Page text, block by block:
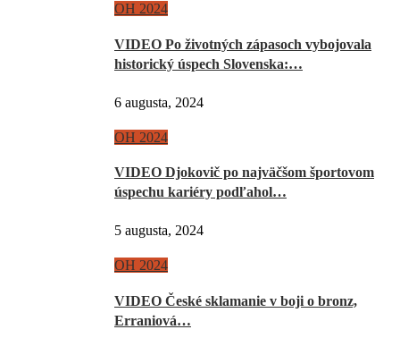
OH 2024
VIDEO Po životných zápasoch vybojovala
historický úspech Slovenska:…
6 augusta, 2024
OH 2024
VIDEO Djokovič po najväčšom športovom
úspechu kariéry podľahol…
5 augusta, 2024
OH 2024
VIDEO České sklamanie v boji o bronz,
Erraniová…